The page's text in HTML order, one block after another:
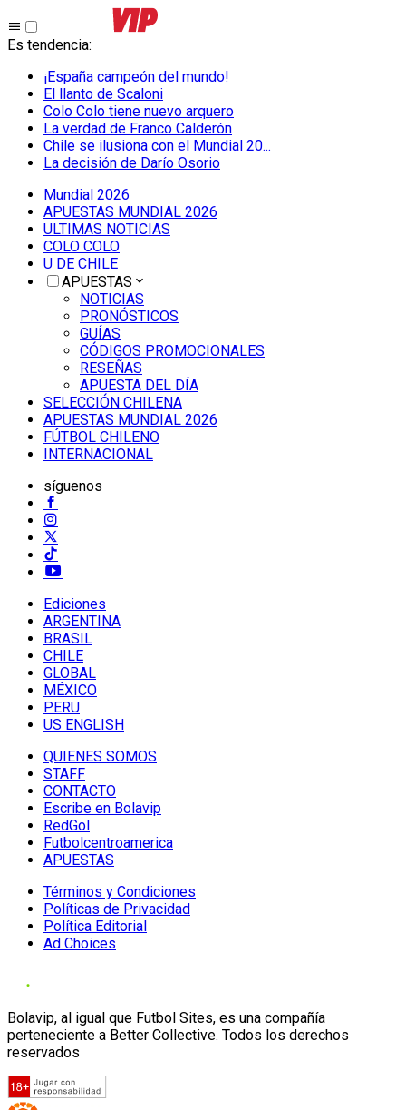
Es tendencia:
¡España campeón del mundo!
El llanto de Scaloni
Colo Colo tiene nuevo arquero
La verdad de Franco Calderón
Chile se ilusiona con el Mundial 20...
La decisión de Darío Osorio
Mundial 2026
APUESTAS MUNDIAL 2026
ULTIMAS NOTICIAS
COLO COLO
U DE CHILE
APUESTAS
NOTICIAS
PRONÓSTICOS
GUÍAS
CÓDIGOS PROMOCIONALES
RESEÑAS
APUESTA DEL DÍA
SELECCIÓN CHILENA
APUESTAS MUNDIAL 2026
FÚTBOL CHILENO
INTERNACIONAL
síguenos
Ediciones
ARGENTINA
BRASIL
CHILE
GLOBAL
MÉXICO
PERU
US ENGLISH
QUIENES SOMOS
STAFF
CONTACTO
Escribe en Bolavip
RedGol
Futbolcentroamerica
APUESTAS
Términos y Condiciones
Políticas de Privacidad
Política Editorial
Ad Choices
Bolavip, al igual que Futbol Sites, es una compañía
perteneciente a Better Collective. Todos los derechos
reservados